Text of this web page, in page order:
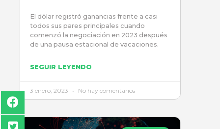
El dólar registró ganancias frente a casi
todos sus pares principales cuando
comenzó la negociación en 2023 después
de una pausa estacional de vacaciones.
SEGUIR LEYENDO
3 enero, 2023 No hay comentarios